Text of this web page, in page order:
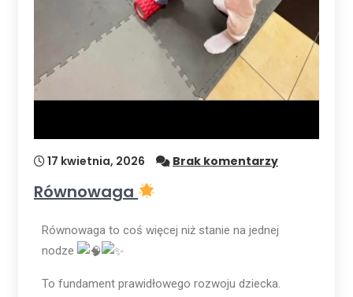
17 kwietnia, 2026 Brak komentarzy
Równowaga
Równowaga to coś więcej niż stanie na jednej
nodze
To fundament prawidłowego rozwoju dziecka.